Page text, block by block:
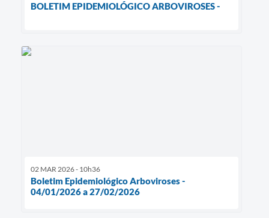
BOLETIM EPIDEMIOLÓGICO ARBOVIROSES -
02 MAR 2026 - 10h36
Boletim Epidemiológico Arboviroses -
04/01/2026 a 27/02/2026